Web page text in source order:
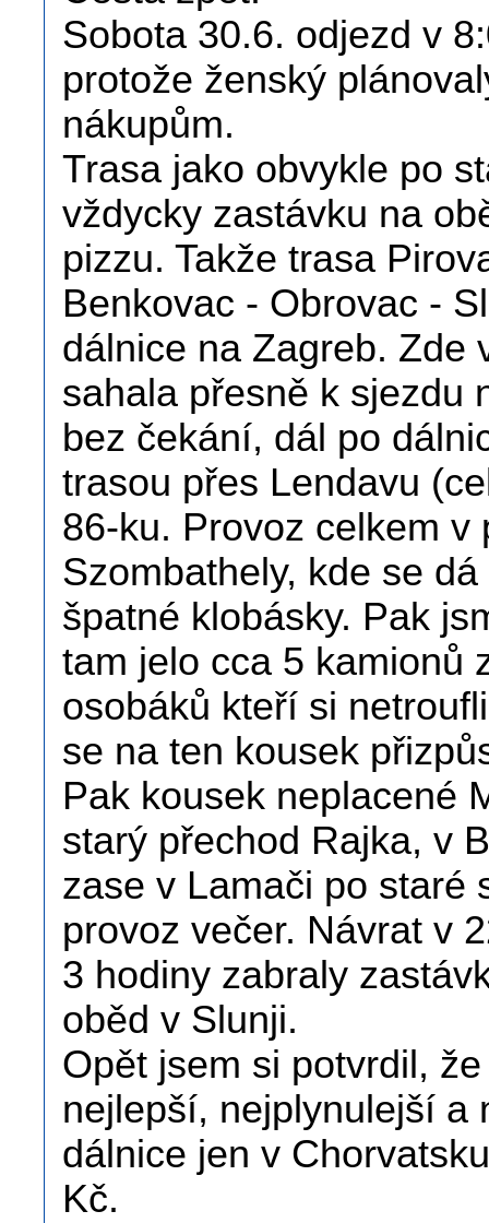
Sobota 30.6. odjezd v
protože ženský
nákupům.
Trasa jako obvykle po
vždycky zastávku na
pizzu. Takže trasa
Benkovac - Obrovac -
dálnice na Zagreb. Zde
sahala přesně k sjezdu
bez čekání, dál po
trasou přes Lendavu
86-ku. Provoz celkem v
Szombathely, kde se
špatné klobásky. Pak
tam jelo cca 5 kamionů
osobáků kteří si
se na ten kousek
Pak kousek neplacené
starý přechod Rajka, v
zase v Lamači po staré
provoz večer. Návrat v
3 hodiny zabraly
oběd v Slunji.
Opět jsem si potvrdil,
nejlepší, nejplynulejší a
dálnice jen v
Kč.